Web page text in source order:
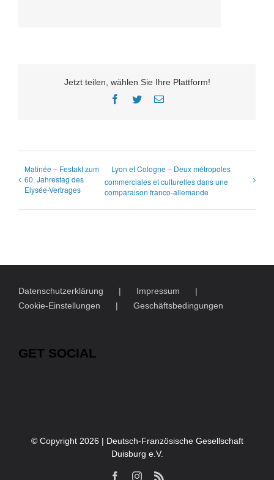
Jetzt teilen, wählen Sie Ihre Plattform!
Facebook
TwitterE-
Matinée – Festakt zum
60. Jahrestag des
Elysée-Vertrages
Lyon et Cologne – Deux métropoles
commerciales et culturelles dans une
comparaison franco-allemande
Datenschutzerklärung
Impressum
Cookie-Einstellungen
Geschäftsbedingungen
GET SOCIAL
© Copyright 2026 | Deutsch-Französische Gesellschaft
Duisburg e.V.
FacebookInstagram